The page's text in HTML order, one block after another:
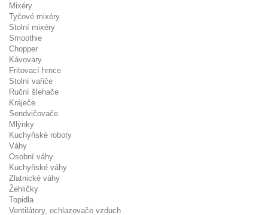
Mixéry
Tyčové mixéry
Stolní mixéry
Smoothie
Chopper
Kávovary
Fritovací hrnce
Stolní vařiče
Ruční šlehače
Kráječe
Sendvičovače
Mlýnky
Kuchyňské roboty
Váhy
Osobní váhy
Kuchyňské váhy
Zlatnické váhy
Žehličky
Topidla
Ventilátory, ochlazovače vzduch